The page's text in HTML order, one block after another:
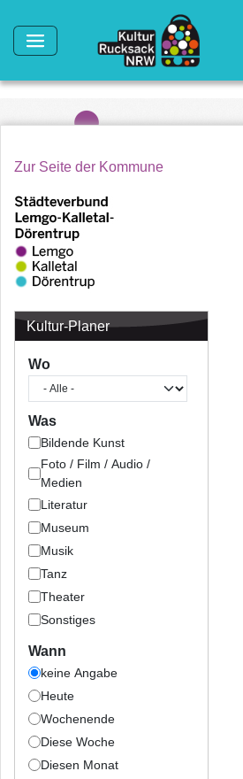
Zur Seite der Kommune
Kultur-Planer
Wo
Was
Bildende Kunst
Foto / Film / Audio /
Medien
Literatur
Museum
Musik
Tanz
Theater
Sonstiges
Wann
keine Angabe
Heute
Wochenende
Diese Woche
Diesen Monat